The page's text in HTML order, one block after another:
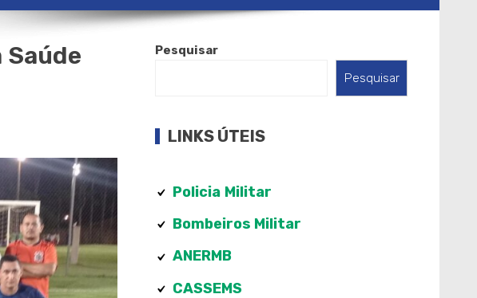
Saúde
Pesquisar
Pesquisar
LINKS ÚTEIS
Policia Militar
Bombeiros Militar
ANERMB
CASSEMS